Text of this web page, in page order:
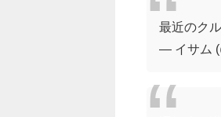
最近のク
— イサム